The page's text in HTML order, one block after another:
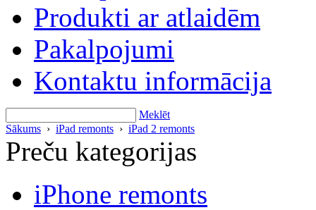
Produkti ar atlaidēm
Pakalpojumi
Kontaktu informācija
Meklēt
Sākums › iPad remonts › iPad 2 remonts
Preču kategorijas
iPhone remonts